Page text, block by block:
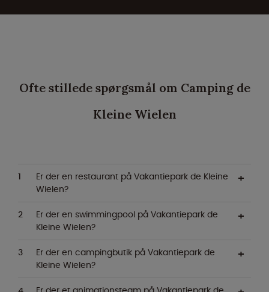
Ofte stillede spørgsmål om Camping de
Kleine Wielen
Er der en restaurant på Vakantiepark de Kleine
Wielen?
Er der en swimmingpool på Vakantiepark de
Kleine Wielen?
Er der en campingbutik på Vakantiepark de
Kleine Wielen?